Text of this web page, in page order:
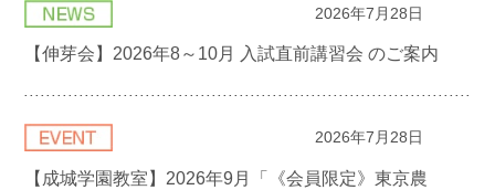
2026年7月28日
【伸芽会】2026年8～10月 入試直前講習会 のご案内
2026年7月28日
【成城学園教室】2026年9月「《会員限定》東京農